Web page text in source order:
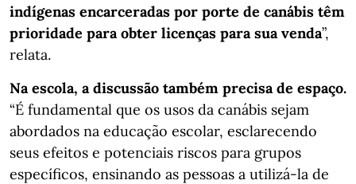
indígenas encarceradas por porte de canábis têm
prioridade para obter licenças para sua venda”,
relata.
Na escola, a discussão também precisa de espaço.
“É fundamental que os usos da canábis sejam
abordados na educação escolar, esclarecendo
seus efeitos e potenciais riscos para grupos
específicos, ensinando as pessoas a utilizá-la de